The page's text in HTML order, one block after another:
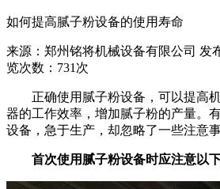
如何提高腻子粉设备的使用寿命
来源：郑州铭将机械设备有限公司 发
览次数：731次
正确使用腻子粉设备，可以提高机
器的工作效率，增加腻子粉的产量。
设备，急于生产，却忽略了一些注意事
首次使用腻子粉设备时应注意以